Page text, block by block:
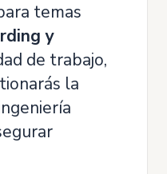
temas
y
de trabajo,
la